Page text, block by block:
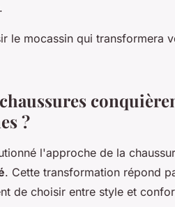
le mocassin qui transformera
?
l'approche de la
. Cette transformation répond
de choisir entre style et